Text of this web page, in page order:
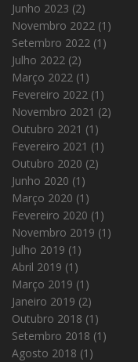
Junho 2023 (2)
Novembro 2022 (1)
Setembro 2022 (1)
Julho 2022 (2)
Março 2022 (1)
Fevereiro 2022 (1)
Novembro 2021 (2)
Outubro 2021 (1)
Fevereiro 2021 (1)
Outubro 2020 (2)
Junho 2020 (1)
Março 2020 (1)
Fevereiro 2020 (1)
Novembro 2019 (1)
Julho 2019 (1)
Abril 2019 (1)
Março 2019 (1)
Janeiro 2019 (2)
Outubro 2018 (1)
Setembro 2018 (1)
Agosto 2018 (1)